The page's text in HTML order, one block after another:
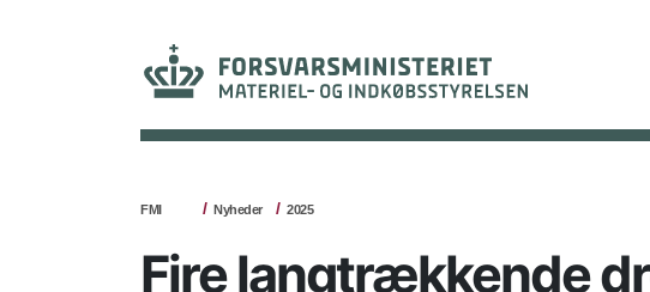
FMI Nyheder 2025
Fire langtrækkende